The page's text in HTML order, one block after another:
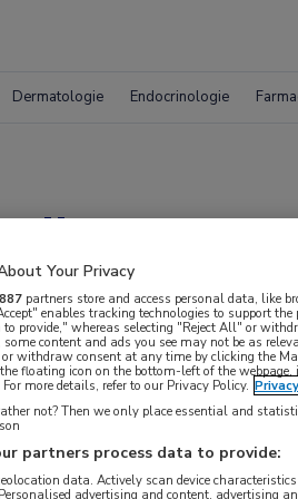
Dermatologie Endocrinologie
zijn nog
krijgen.
Your Privacy
887 partners store and access personal data, like
enables tracking technologies to support
to provide," whereas selecting "Reject All" or
some content and ads you see may not be as
or withdraw consent at any time by clicking the
floating icon on the bottom-left of the
more details, refer to our Privacy Policy.
not? Then we only place essential and
partners process data to provide:
data. Actively scan device
advertising and content, advertising